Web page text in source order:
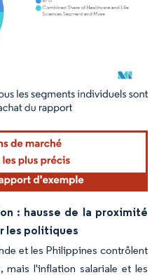
nécessite une attribution sous CC BY
: hausse de la proximité
les politiques
et les Philippines contrôlent
mais l'inflation salariale et les